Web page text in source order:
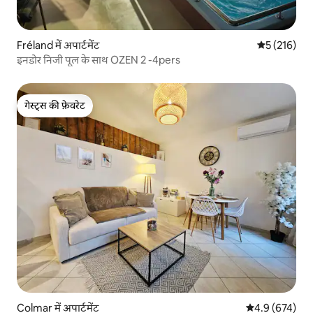
Fréland में अपार्टमेंट औसत रेटिंग 5
5 (216)
इनडोर निजी पूल के साथ OZEN 2 -4pers
गेस्ट्स की फ़ेवरेट
गेस्ट्स की फ़ेवरेट
Colmar में अपार्टमेंट औसत रेटिंग 5 में
4.9 (674)